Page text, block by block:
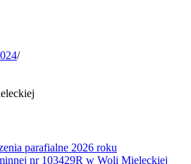
/
parafialne 2026 roku
nr 103429R w Woli Mieleckiej